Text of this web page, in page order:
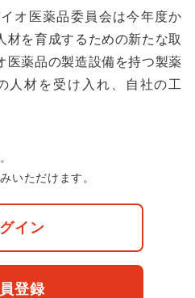
オ医薬品委員会は今年度か
材を育成するための新たな取
医薬品の製造設備を持つ製薬
人材を受け入れ、自社の工
いただけます。
イン
登録